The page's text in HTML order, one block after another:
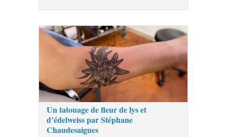
Un tatouage de fleur de lys et
d’édelweiss par Stéphane
Chaudesaigues